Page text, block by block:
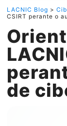
LACNIC Blog >
CSIRT perante o
de